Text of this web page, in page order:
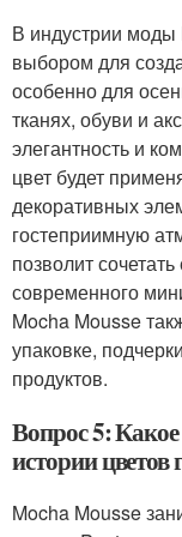
В индустрии моды
выбором для
особенно для
тканях, обуви и
элегантность и
цвет будет
декоративных
гостеприимную
позволит
современного
Mocha Mousse
упаковке,
продуктов.
Вопрос 5:
истории цветов
Mocha Mousse